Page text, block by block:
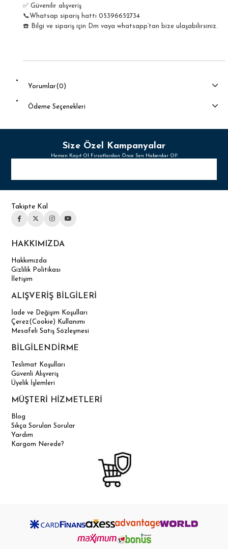
✅ Güvenilir alışveriş
📞Whatsap sipariş hattı 05396652734
☎️ Bilgi ve sipariş için Dm vaya whatsapp’tan bize ulaşabilirsiniz.
Yorumlar(0)
Ödeme Seçenekleri
Size Özel Kampanyalar
Hemen Kayıt Ol Fırsatlardan Önce Sen Haberdar Ol!
Takipte Kal
HAKKIMIZDA
Hakkımızda
Gizlilik Politikası
İletişim
ALIŞVERİŞ BİLGİLERİ
İade ve Değişim Koşulları
Çerez(Cookie) Kullanımı
Mesafeli Satış Sözleşmesi
BİLGİLENDİRME
Teslimat Koşulları
Güvenli Alışveriş
Üyelik İşlemleri
MÜŞTERİ HİZMETLERİ
Blog
Sıkça Sorulan Sorular
Yardım
Kargom Nerede?